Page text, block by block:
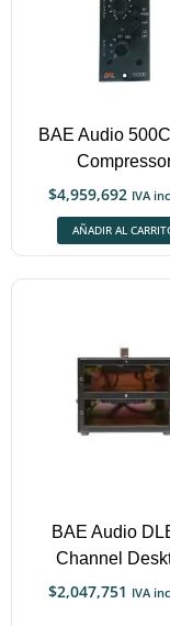
BAE Audio
$4,959,692 IVA
AÑADIR AL
BAE Audio
Channel
$2,047,751 IVA